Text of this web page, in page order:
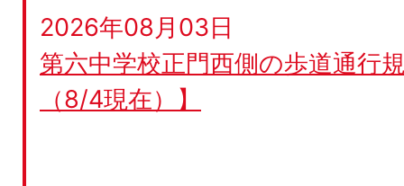
2026年08月03日
第六中学校正門西側の歩道通行
（8/4現在）】